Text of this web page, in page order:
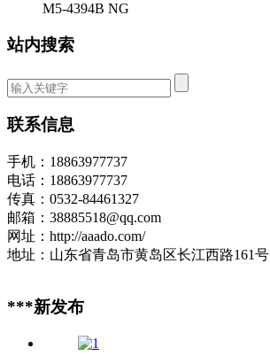
M5-4394B NG
站内搜索
联系信息
手机：18863977737
电话：18863977737
传真：0532-84461327
邮箱：38885518@qq.com
网址：http://aaado.com/
地址：山东省青岛市黄岛区长江西路161号
***新发布